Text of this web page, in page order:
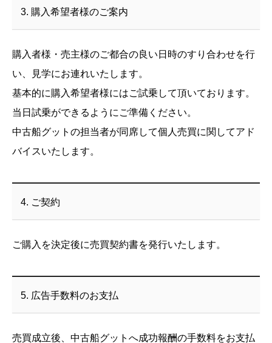
3. 購入希望者様のご案内
購入者様・売主様のご都合の良い日時のすり合わせを行
い、見学にお連れいたします。
基本的に購入希望者様にはご試乗して頂いております。
当日試乗ができるようにご準備ください。
中古船グットの担当者が同席して個人売買に関してアド
バイスいたします。
4. ご契約
ご購入を決定後に売買契約書を発行いたします。
5. 広告手数料のお支払
売買成立後、中古船グットへ成功報酬の手数料をお支払